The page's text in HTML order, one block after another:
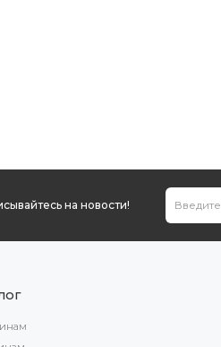
на новости!